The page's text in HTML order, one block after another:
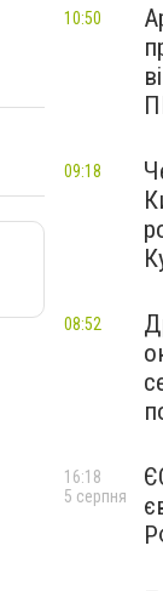
10:50
09:18
08:52
16:18
5 серпня